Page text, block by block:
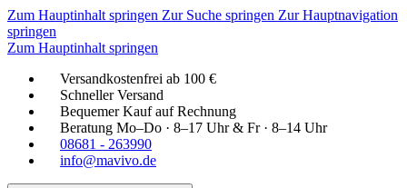
Zum Hauptinhalt springen Zur Suche springen Zur Hauptnavigation
springen
Zum Hauptinhalt springen
Versandkostenfrei ab 100 €
Schneller Versand
Bequemer Kauf auf Rechnung
Beratung Mo–Do · 8–17 Uhr & Fr · 8–14 Uhr
08681 - 263990
info@mavivo.de